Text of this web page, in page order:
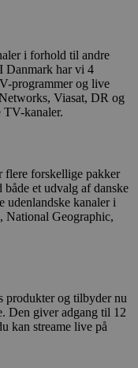
i forhold til andre
Danmark har vi 4
programmer og live
Viasat, DR og
TV-kanaler.
forskellige pakker
et udvalg af danske
udenlandske kanaler i
National Geographic,
produkter og tilbyder nu
Den giver adgang til 12
kan streame live på